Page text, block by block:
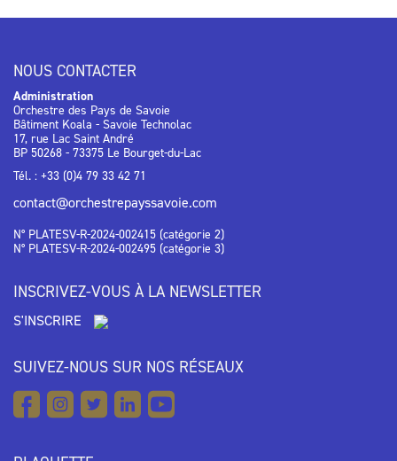
NOUS CONTACTER
Administration
Orchestre des Pays de Savoie
Bâtiment Koala - Savoie Technolac
17, rue Lac Saint André
BP 50268 - 73375 Le Bourget-du-Lac
Tél. : +33 (0)4 79 33 42 71
contact@orchestrepayssavoie.com
N° PLATESV-R-2024-002415 (catégorie 2)
N° PLATESV-R-2024-002495 (catégorie 3)
INSCRIVEZ-VOUS À LA NEWSLETTER
S'INSCRIRE
SUIVEZ-NOUS SUR NOS RÉSEAUX